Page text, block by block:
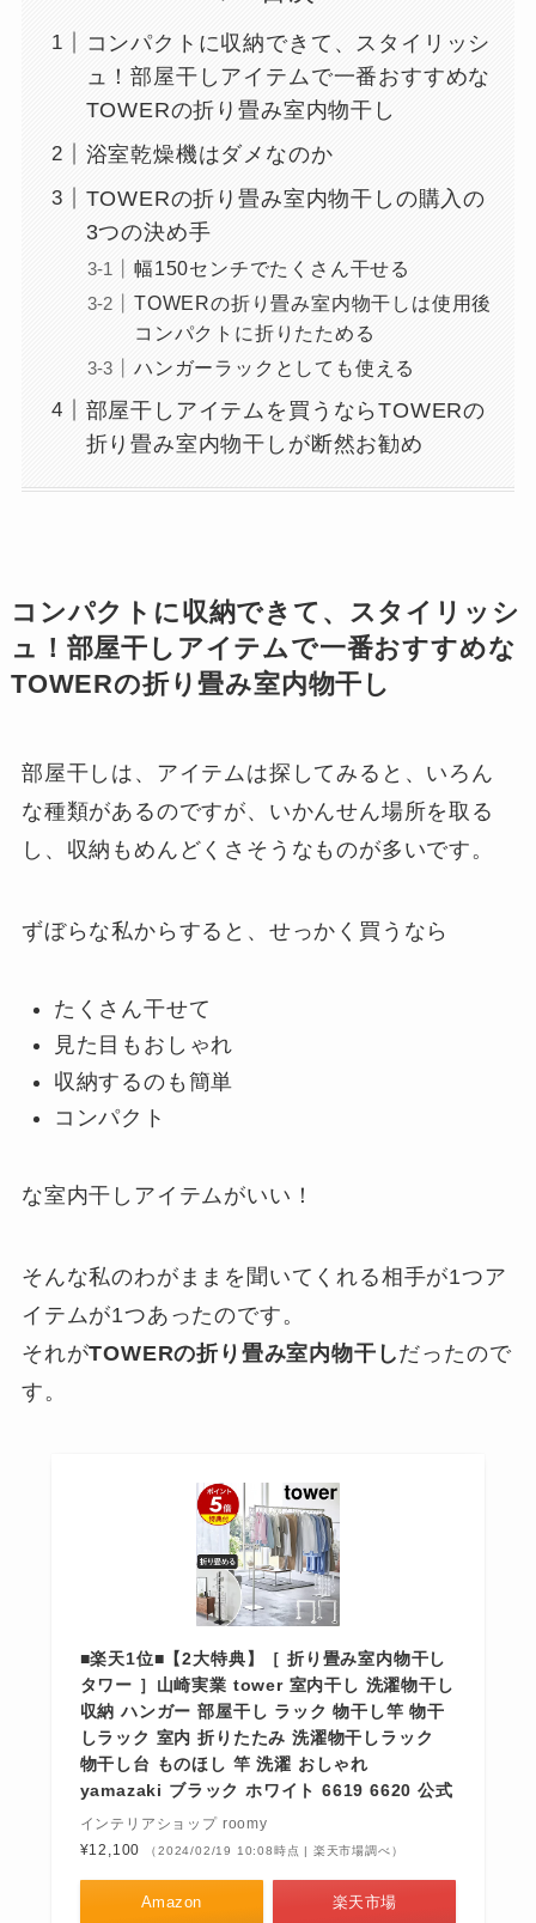
コンパクトに収納できて、スタイリッシ
ュ！部屋干しアイテムで一番おすすめな
TOWERの折り畳み室内物干し
浴室乾燥機はダメなのか
TOWERの折り畳み室内物干しの購入の
3つの決め手
幅150センチでたくさん干せる
TOWERの折り畳み室内物干しは使用後
コンパクトに折りたためる
ハンガーラックとしても使える
部屋干しアイテムを買うならTOWERの
折り畳み室内物干しが断然お勧め
コンパクトに収納できて、スタイリッシ
ュ！部屋干しアイテムで一番おすすめな
TOWERの折り畳み室内物干し
部屋干しは、アイテムは探してみると、いろん
な種類があるのですが、いかんせん場所を取る
し、収納もめんどくさそうなものが多いです。
ずぼらな私からすると、せっかく買うなら
たくさん干せて
見た目もおしゃれ
収納するのも簡単
コンパクト
な室内干しアイテムがいい！
そんな私のわがままを聞いてくれる相手が1つア
イテムが1つあったのです。
それがTOWERの折り畳み室内物干しだったので
す。
■楽天1位■【2大特典】［ 折り畳み室内物干し
タワー ］山崎実業 tower 室内干し 洗濯物干し
収納 ハンガー 部屋干し ラック 物干し竿 物干
しラック 室内 折りたたみ 洗濯物干しラック
物干し台 ものほし 竿 洗濯 おしゃれ
yamazaki ブラック ホワイト 6619 6620 公式
インテリアショップ roomy
¥12,100
（2024/02/19 10:08時点 | 楽天市場調べ）
Amazon 楽天市場